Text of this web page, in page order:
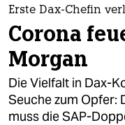
themen
politik
öko
gesellschaft
Erste Dax-Chefin
Corona
Morgan
Die Vielfalt in Dax-
Seuche zum Opfer:
muss die SAP-